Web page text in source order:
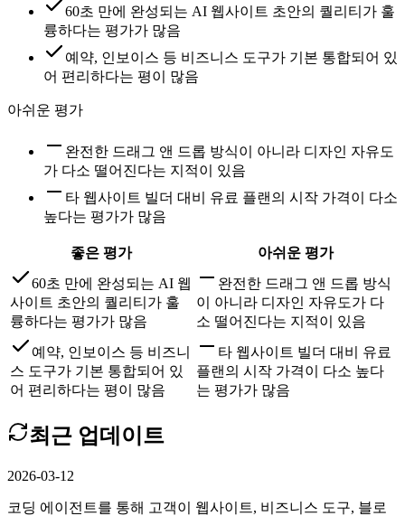
60초 만에 완성되는 AI 웹사이트 초안의 퀄리티가 훌
륭하다는 평가가 많음
예약, 인보이스 등 비즈니스 도구가 기본 통합되어 있
어 편리하다는 평이 많음
아쉬운 평가
완전한 드래그 앤 드롭 방식이 아니라 디자인 자유도
가 다소 떨어진다는 지적이 있음
타 웹사이트 빌더 대비 유료 플랜의 시작 가격이 다소
높다는 평가가 많음
좋은 평가
아쉬운 평가
60초 만에 완성되는 AI 웹
사이트 초안의 퀄리티가 훌
륭하다는 평가가 많음
완전한 드래그 앤 드롭 방식
이 아니라 디자인 자유도가 다
소 떨어진다는 지적이 있음
예약, 인보이스 등 비즈니
스 도구가 기본 통합되어 있
어 편리하다는 평이 많음
타 웹사이트 빌더 대비 유료
플랜의 시작 가격이 다소 높다
는 평가가 많음
최근 업데이트
2026-03-12
코딩 에이전트를 통해 고객이 웹사이트, 비즈니스 도구, 블로